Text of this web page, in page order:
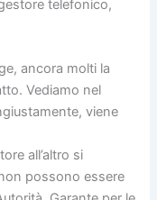
telefonico,
ancora molti la
Vediamo nel
viene
all’altro si
possono essere